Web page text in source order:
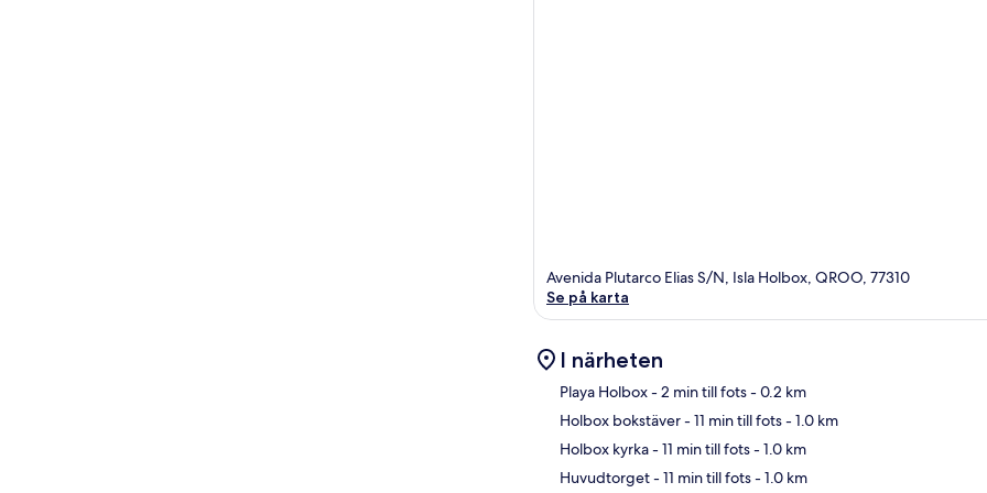
Avenida Plutarco Elias S/N, Isla Holbox, QROO, 77310
Se på karta
I närheten
Playa Holbox- 2 min till fots- 0.2 km
Holbox bokstäver- 11 min till fots- 1.0 km
Holbox kyrka- 11 min till fots- 1.0 km
Huvudtorget- 11 min till fots- 1.0 km